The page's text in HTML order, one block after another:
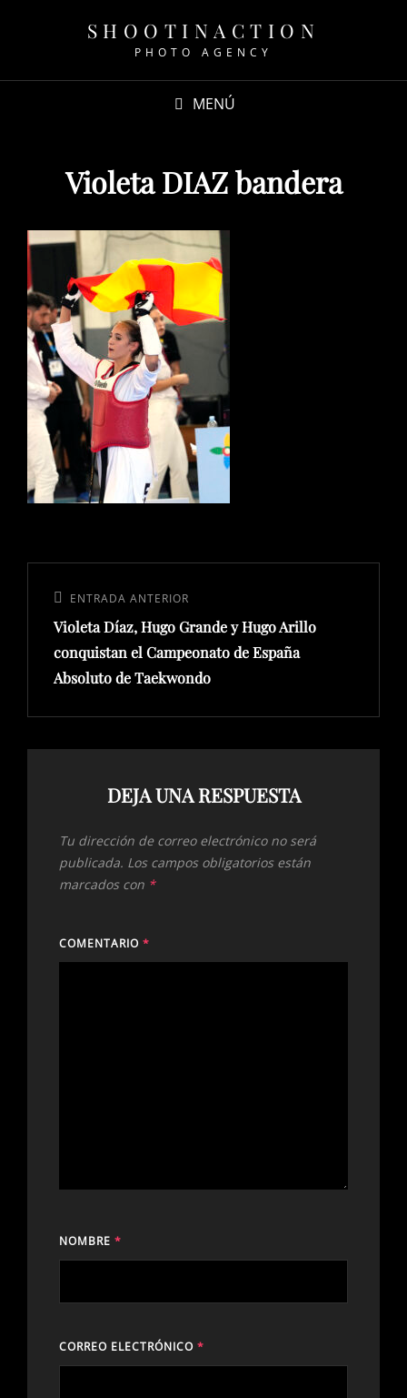
SHOOTINACTION
PHOTO AGENCY
MENÚ
Violeta DIAZ bandera
entradas
Entrada
anterior:
ENTRADA ANTERIOR
Violeta Díaz, Hugo Grande y Hugo Arillo
conquistan el Campeonato de España
Absoluto de Taekwondo
DEJA UNA RESPUESTA
Tu dirección de correo electrónico no será
publicada. Los campos obligatorios están
marcados con *
COMENTARIO *
NOMBRE *
CORREO ELECTRÓNICO *